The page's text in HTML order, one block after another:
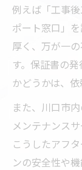
例えば「工事
ポート窓口」
厚く、万が一
す。保証書の
かどうかは、
また、川口市
メンテナンス
こうしたアフ
ンの安全性や